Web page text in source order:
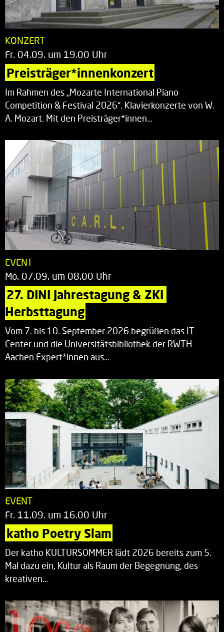
KONZERT
Fr. 04.09. um 19.00 Uhr
Preisträger*innenkonzert
Im Rahmen des „Mozarte International Piano
Competition & Festival 2026“. Klavierkonzerte von W.
A. Mozart. Mit den Preisträger*innen…
EVENT
Mo. 07.09. um 08.00 Uhr
27. DINI Jahrestagung & ZKI
Herbsttagung
Vom 7. bis 10. September 2026 begrüßen das IT
Center und die Universitätsbibliothek der RWTH
Aachen Expert*innen aus…
EVENT
Fr. 11.09. um 16.00 Uhr
katho Poetry Slam
Der katho KULTURSOMMER lädt 2026 bereits zum 5.
Mal dazu ein, Kultur als Raum der Begegnung, des
kreativen…